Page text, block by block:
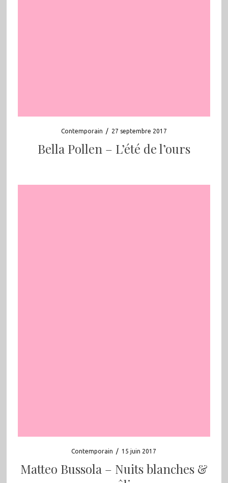
Contemporain / 27 septembre 2017
Bella Pollen – L’été de l’ours
Contemporain / 15 juin 2017
Matteo Bussola – Nuits blanches &